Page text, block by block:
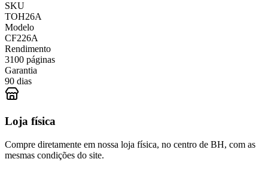
SKU
TOH26A
Modelo
CF226A
Rendimento
3100 páginas
Garantia
90 dias
Loja física
Compre diretamente em nossa loja física, no centro de BH, com as
mesmas condições do site.